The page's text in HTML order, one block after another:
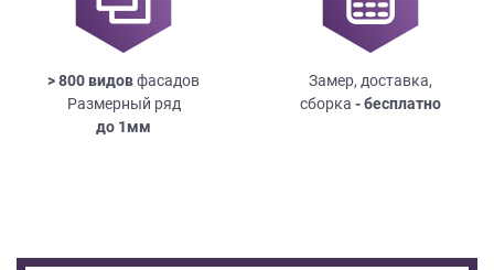
> 800 видовфасадов
Размерный ряд
до 1мм
Замер, доставка,
сборка - бесплатно